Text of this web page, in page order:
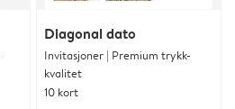
Diagonal dato
Invitasjoner | Premium trykk-
kvalitet
10 kort